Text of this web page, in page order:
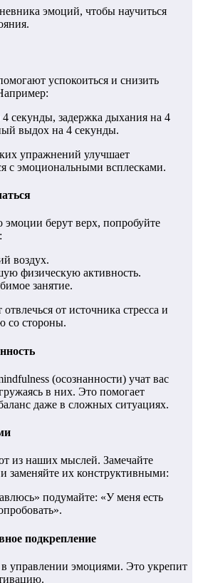
эмоций, чтобы научиться
успокоиться и снизить
секунды, задержка дыхания на 4
выдох на 4 секунды.
упражнений улучшает
с эмоциональными всплесками.
эмоции берут верх, попробуйте
воздух.
физическую активность.
занятие.
от источника стресса и
со стороны.
(осознанности) учат вас
в них. Это помогает
даже в сложных ситуациях.
из наших мыслей. Замечайте
заменяйте их конструктивными:
подумайте: «У меня есть
подкрепление
в управлении эмоциями. Это укрепит